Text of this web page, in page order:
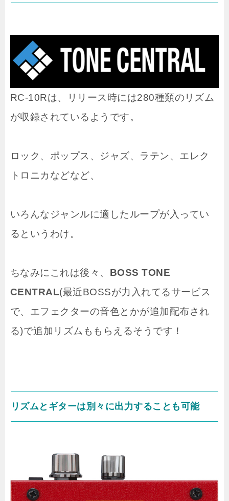
RC-10Rは、リリース時には280種類のリズム
が収録されているようです。
ロック、ポップス、ジャズ、ラテン、エレク
トロニカなどなど、
いろんなジャンルに適したループが入ってい
るというわけ。
ちなみにこれは後々、 BOSS TONE
CENTRAL(最近BOSSが力入れてるサービス
で、エフェクターの音色とかが追加配布され
る)で追加リズムももらえるそうです！
リズムとギターは別々に出力することも可能